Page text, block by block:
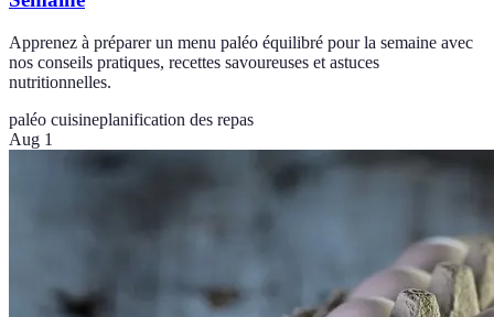
Apprenez à préparer un menu paléo équilibré pour la semaine avec
nos conseils pratiques, recettes savoureuses et astuces
nutritionnelles.
paléo cuisineplanification des repas
Aug 1